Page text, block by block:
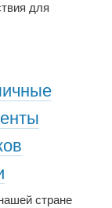
для
стране